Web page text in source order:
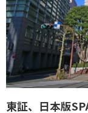
東証、日本版